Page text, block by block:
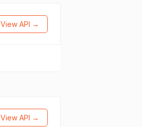
View API →
View API →